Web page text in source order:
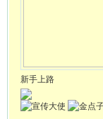
新手上路